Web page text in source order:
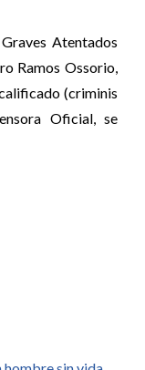
Atentados
Ramos Ossorio,
(criminis
Oficial, se